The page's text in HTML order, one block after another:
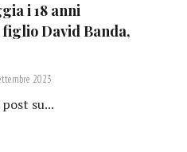
i 18 anni
David Banda,
2023
su...